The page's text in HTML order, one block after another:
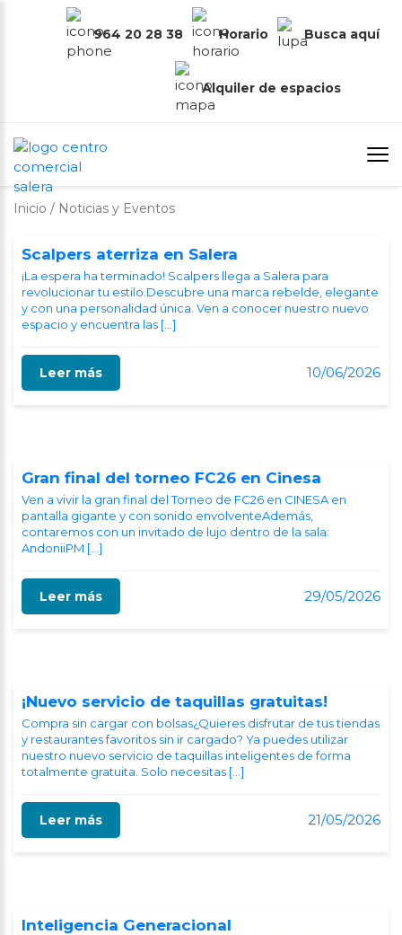
964 20 28 38 Horario Busca aquí
Alquiler de espacios
NOTICIAS Y EVENTOS
Inicio / Noticias y Eventos
Scalpers aterriza en Salera
¡La espera ha terminado! Scalpers llega a Salera para
revolucionar tu estilo.Descubre una marca rebelde, elegante
y con una personalidad única. Ven a conocer nuestro nuevo
espacio y encuentra las […]
Leer más 10/06/2026
Gran final del torneo FC26 en Cinesa
Ven a vivir la gran final del Torneo de FC26 en CINESA en
pantalla gigante y con sonido envolventeAdemás,
contaremos con un invitado de lujo dentro de la sala:
AndoniiPM […]
Leer más 29/05/2026
¡Nuevo servicio de taquillas gratuitas!
Compra sin cargar con bolsas¿Quieres disfrutar de tus tiendas
y restaurantes favoritos sin ir cargado? Ya puedes utilizar
nuestro nuevo servicio de taquillas inteligentes de forma
totalmente gratuita. Solo necesitas […]
Leer más 21/05/2026
Inteligencia Generacional